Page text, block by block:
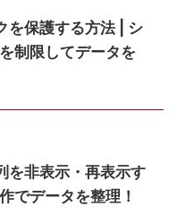
を保護する方法 | シ
制限してデータを
を非表示・再表示す
でデータを整理！